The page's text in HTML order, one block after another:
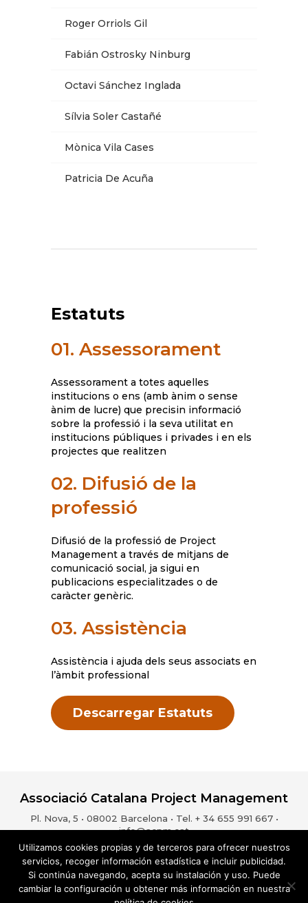
Roger Orriols Gil
Fabián Ostrosky Ninburg
Octavi Sánchez Inglada
Sílvia Soler Castañé
Mònica Vila Cases
Patricia De Acuña
Estatuts
01. Assessorament
Assessorament a totes aquelles
institucions o ens (amb ànim o sense
ànim de lucre) que precisin informació
sobre la professió i la seva utilitat en
institucions públiques i privades i en els
projectes que realitzen
02. Difusió de la
professió
Difusió de la professió de Project
Management a través de mitjans de
comunicació social, ja sigui en
publicacions especialitzades o de
caràcter genèric.
03. Assistència
Assistència i ajuda dels seus associats en
l’àmbit professional
Descarregar Estatuts
Associació Catalana Project Management
Pl. Nova, 5 • 08002 Barcelona • Tel. + 34 655 991 667 •
info@acpm.cat
Avís legal Política de privacitat
Política de cookies
ESP
CAT
Utilizamos cookies propias y de terceros para ofrecer nuestros
servicios, recoger información estadística e incluir publicidad.
Si continúa navegando, acepta su instalación y uso. Puede
cambiar la configuración u obtener más información en nuestra